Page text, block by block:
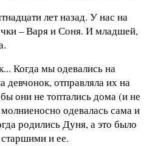
лет назад. У нас на
– Варя и Соня. И младшей,
Когда мы одевались на
девчонок, отправляла их на
они не топтались дома (и не
одевалась сама и
родились Дуня, а это было
и ее.